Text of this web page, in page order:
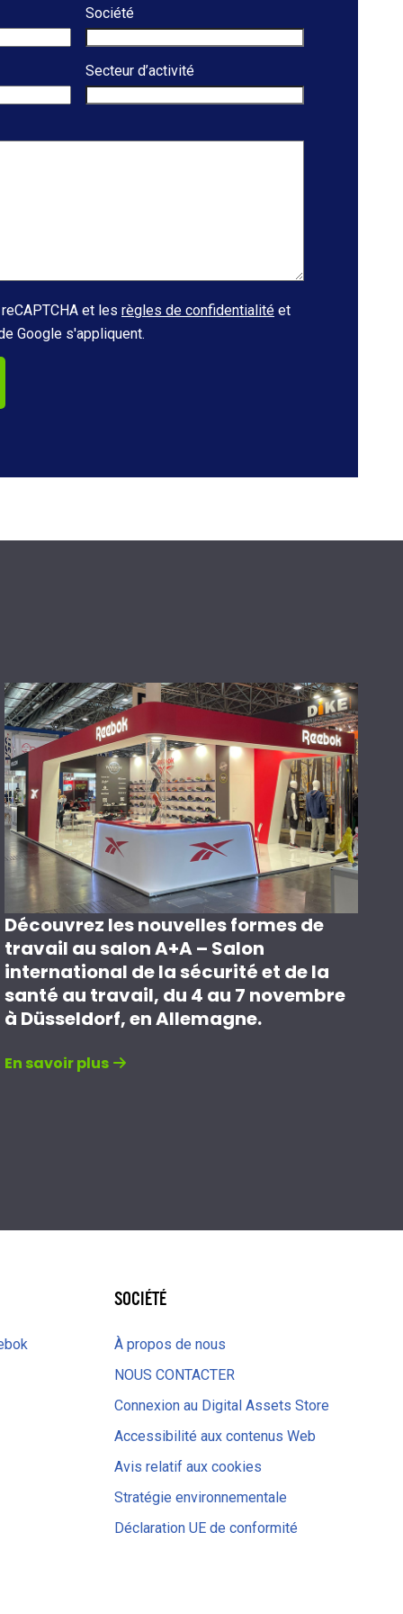
Société
Secteur d’activité
et les règles de confidentialité et
Google s'appliquent.
Découvrez les nouvelles formes de
travail au salon A+A – Salon
international de la sécurité et de la
santé au travail, du 4 au 7 novembre
à Düsseldorf, en Allemagne.
En savoir plus
SOCIÉTÉ
À propos de nous
NOUS CONTACTER
Connexion au Digital Assets Store
Accessibilité aux contenus Web
Avis relatif aux cookies
Stratégie environnementale
Déclaration UE de conformité